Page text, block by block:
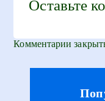
Оставьте
Комментарии